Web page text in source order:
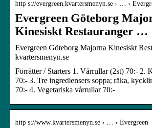
http s://evergreen.kvartersmenyn.se › … ›
Evergreen Göteborg
Kinesiskt Restauranger …
Evergreen Göteborg Majorna Kinesiskt
kvartersmenyn.se
Förrätter / Starters 1. Vårrullar (2st) 70:- 2.
70:- 3. Tre ingrediensers soppa; räka,
70:- 4. Vegetariska vårrullar 70:-
http s://www.kvartersmenyn.se › … › Evergreen